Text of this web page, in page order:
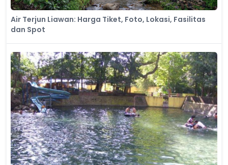
Air Terjun Liawan: Harga Tiket, Foto, Lokasi, Fasilitas
dan Spot